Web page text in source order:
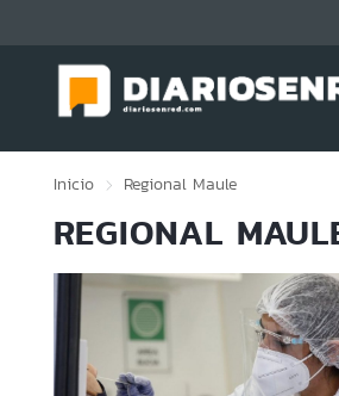
Inicio Regional Maule
REGIONAL